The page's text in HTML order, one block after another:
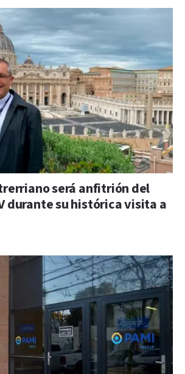
será anfitrión del
durante su histórica visita a